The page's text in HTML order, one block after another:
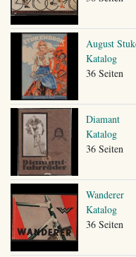
August
Katalog
36 Seiten
Diamant
Katalog
36 Seiten
Wanderer
Katalog
36 Seiten